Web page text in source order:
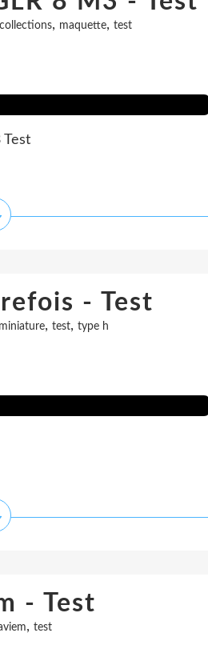
, maquette, test
Test
- Test
miniature, test, type h
- Test
, test